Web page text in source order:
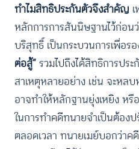
ทำไมสิทธิประกันตัวจึงสำคัญ
หลักการการสันนิษฐานไว้ก่อ
บริสุทธิ์ เป็นกระบวนการเพื่อร
ต่อสู้”รวมไปถึงได้สิทธิการปร
สาเหตุหลายอย่าง เช่น จะหล
อาจทำให้หลักฐานยุ่งเหยิง ห
ในการทำคดีทนายจำเป็นต้อง
ตลอดเวลา ทนายเมย์บอกว่า